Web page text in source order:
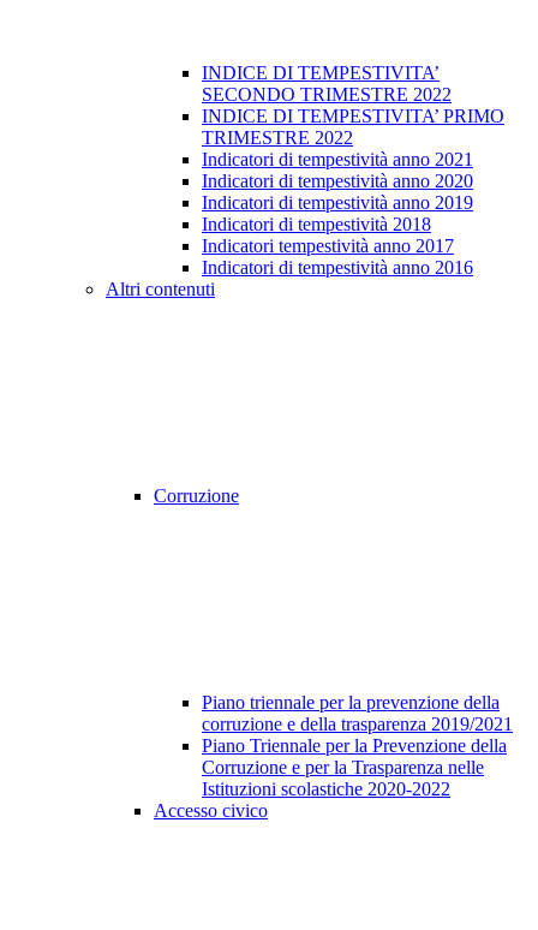
INDICE DI TEMPESTIVITA’
SECONDO TRIMESTRE 2022
INDICE DI TEMPESTIVITA’ PRIMO
TRIMESTRE 2022
Indicatori di tempestività anno 2021
Indicatori di tempestività anno 2020
Indicatori di tempestività anno 2019
Indicatori di tempestività 2018
Indicatori tempestività anno 2017
Indicatori di tempestività anno 2016
Altri contenuti
Corruzione
Piano triennale per la prevenzione della
corruzione e della trasparenza 2019/2021
Piano Triennale per la Prevenzione della
Corruzione e per la Trasparenza nelle
Istituzioni scolastiche 2020-2022
Accesso civico